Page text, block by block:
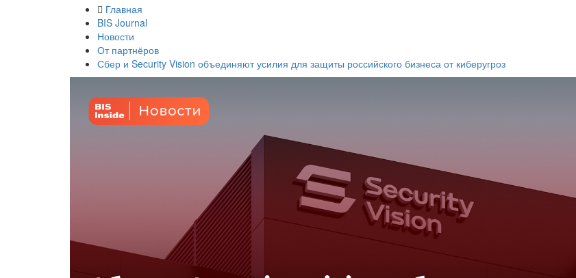
Главная
BIS Journal
Новости
От партнёров
Сбер и Security Vision объединяют усилия для защиты российского бизнеса от киберугроз